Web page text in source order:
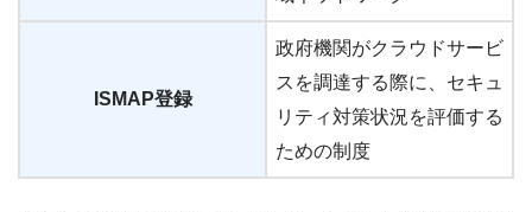
ISMAP登録
政府機関がクラウドサービ
スを調達する際に、セキュ
リティ対策状況を評価する
ための制度